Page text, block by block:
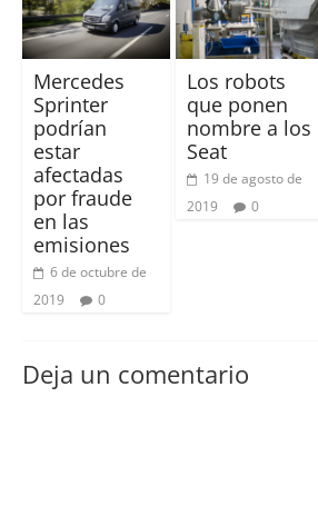
Mercedes
Sprinter
podrían
estar
afectadas
por fraude
en las
emisiones
6 de octubre de
2019
0
Los robots
que ponen
nombre a los
Seat
19 de agosto de
2019
0
Deja un comentario